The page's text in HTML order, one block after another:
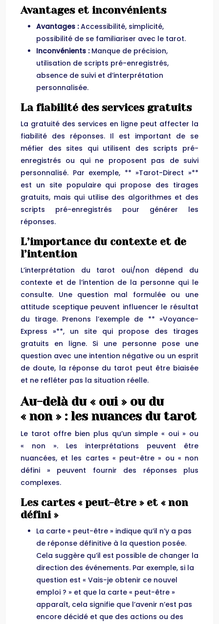
Avantages et inconvénients
Avantages :Accessibilité, simplicité,
possibilité de se familiariser avec le tarot.
Inconvénients : Manque de précision,
utilisation de scripts pré-enregistrés,
absence de suivi et d’interprétation
personnalisée.
La fiabilité des services gratuits
La gratuité des services en ligne peut affecter la
fiabilité des réponses. Il est important de se
méfier des sites qui utilisent des scripts pré-
enregistrés ou qui ne proposent pas de suivi
personnalisé. Par exemple, ** »Tarot-Direct »**
est un site populaire qui propose des tirages
gratuits, mais qui utilise des algorithmes et des
scripts pré-enregistrés pour générer les
réponses.
L’importance du contexte et de
l’intention
L’interprétation du tarot oui/non dépend du
contexte et de l’intention de la personne qui le
consulte. Une question mal formulée ou une
attitude sceptique peuvent influencer le résultat
du tirage. Prenons l’exemple de ** »Voyance-
Express »**, un site qui propose des tirages
gratuits en ligne. Si une personne pose une
question avec une intention négative ou un esprit
de doute, la réponse du tarot peut être biaisée
et ne refléter pas la situation réelle.
Au-delà du « oui » ou du
« non » : les nuances du tarot
Le tarot offre bien plus qu’un simple « oui » ou
« non ». Les interprétations peuvent être
nuancées, et les cartes « peut-être » ou « non
défini » peuvent fournir des réponses plus
complexes.
Les cartes « peut-être » et « non
défini »
La carte « peut-être » indique qu’il n’y a pas
de réponse définitive à la question posée.
Cela suggère qu’il est possible de changer la
direction des événements. Par exemple, si la
question est « Vais-je obtenir ce nouvel
emploi ? » et que la carte « peut-être »
apparaît, cela signifie que l’avenir n’est pas
encore décidé et que des actions ou des